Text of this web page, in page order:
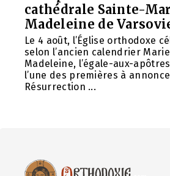
cathédrale Sainte-
Madeleine de
Le 4 août, l’Église orthodoxe
selon l’ancien calendrier
Madeleine, l’égale-aux-
l’une des premières à
Résurrection ...